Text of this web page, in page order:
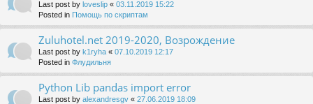
Last post by loveslip « 03.11.2019 15:22
Posted in Помощь по скриптам
Zuluhotel.net 2019-2020, Возрождение
Last post by k1ryha « 07.10.2019 12:17
Posted in Флудильня
Python Lib pandas import error
Last post by alexandresgv « 27.06.2019 18:09